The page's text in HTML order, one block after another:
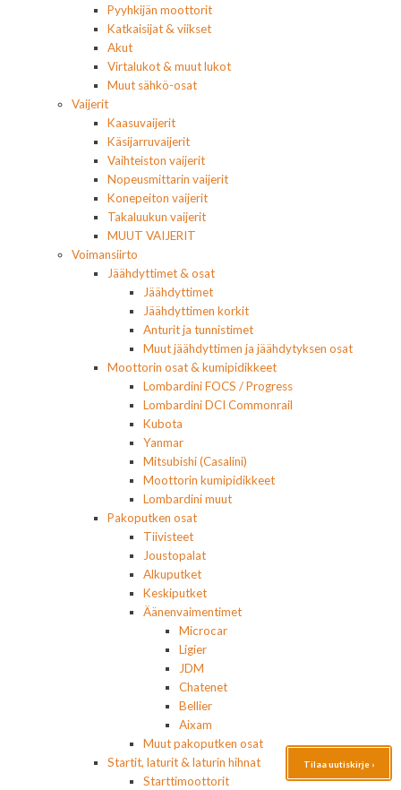
Pyyhkijän moottorit
Katkaisijat & viikset
Akut
Virtalukot & muut lukot
Muut sähkö-osat
Vaijerit
Kaasuvaijerit
Käsijarruvaijerit
Vaihteiston vaijerit
Nopeusmittarin vaijerit
Konepeiton vaijerit
Takaluukun vaijerit
MUUT VAIJERIT
Voimansiirto
Jäähdyttimet & osat
Jäähdyttimet
Jäähdyttimen korkit
Anturit ja tunnistimet
Muut jäähdyttimen ja jäähdytyksen osat
Moottorin osat & kumipidikkeet
Lombardini FOCS / Progress
Lombardini DCI Commonrail
Kubota
Yanmar
Mitsubishi (Casalini)
Moottorin kumipidikkeet
Lombardini muut
Pakoputken osat
Tiivisteet
Joustopalat
Alkuputket
Keskiputket
Äänenvaimentimet
Microcar
Ligier
JDM
Chatenet
Bellier
Aixam
Muut pakoputken osat
Startit, laturit & laturin hihnat
Starttimoottorit
Tilaa uutiskirje ›